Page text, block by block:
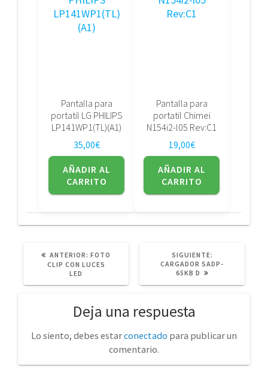
Pantalla para
portatil LG PHILIPS
LP141WP1(TL)(A1)
35,00€
AÑADIR AL
CARRITO
Pantalla para
portatil Chimei
N154i2-l05 Rev:C1
19,00€
AÑADIR AL
CARRITO
ANTERIOR: POST
ANTERIOR:
FOTO
CLIP CON LUCES
LED
SIGUIENTE:
POST:
CARGADOR SADP-
65KB D
Deja una respuesta
Lo siento, debes estarconectado para publicar un
comentario.